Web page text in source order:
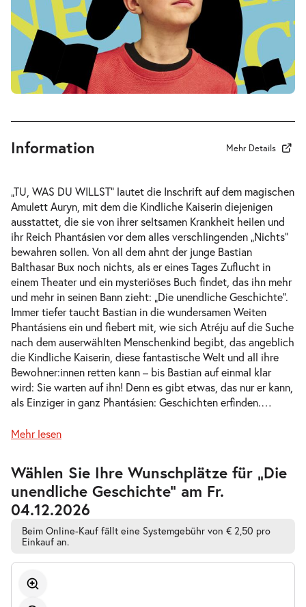
Die unendliche Geschichte-
Fr.
02.10.2026
Fr. 02.10.2026
Tickets
Die unendliche Geschichte-
Fr.
02.10.2026
Fr. 02.10.2026
16:00–18:00 Uhr
Tickets
Die unendliche Geschichte-
Mi.
11.11.2026
Mi. 11.11.2026
10:30–12:30 Uhr
Tickets
Mi.
11.11.2026
Mi. 11.11.2026
16:00–18:00 Uhr
Tickets
Information Mehr Details
„TU, WAS DU WILLST“ lautet die Inschrift auf dem magischen
Amulett Auryn, mit dem die Kindliche Kaiserin diejenigen
ausstattet, die sie von ihrer seltsamen Krankheit heilen und
ihr Reich Phantásien vor dem alles verschlingenden „Nichts“
bewahren sollen. Von all dem ahnt der junge Bastian
Balthasar Bux noch nichts, als er eines Tages Zuflucht in
einem Theater und ein mysteriöses Buch findet, das ihn mehr
und mehr in seinen Bann zieht: „Die unendliche Geschichte“.
Immer tiefer taucht Bastian in die wundersamen Weiten
Phantásiens ein und fiebert mit, wie sich Atréju auf die Suche
nach dem auserwählten Menschenkind begibt, das angeblich
die Kindliche Kaiserin, diese fantastische Welt und all ihre
Bewohner:innen retten kann – bis Bastian auf einmal klar
wird: Sie warten auf ihn! Denn es gibt etwas, das nur er kann,
als Einziger in ganz Phantásien: Geschichten erfinden.…
Mehr lesen
Wählen Sie Ihre Wunschplätze für „Die
unendliche Geschichte” am Fr.
04.12.2026
Beim Online-Kauf fällt eine Systemgebühr von € 2,50 pro
Einkauf an.
Zur
barrierefreien
automatischen
Bestplatzwahl